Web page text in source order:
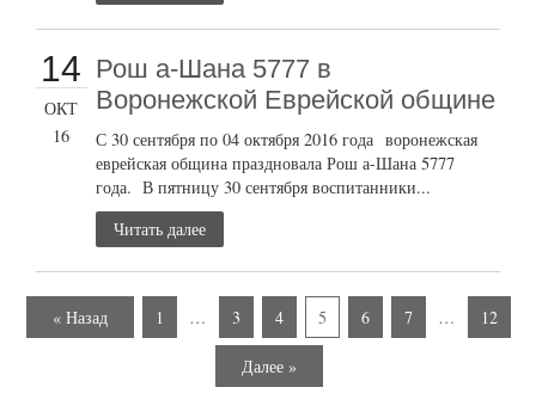
14
ОКТ
16
Рош а-Шана 5777 в
Воронежской Еврейской общине
С 30 сентября по 04 октября 2016 года воронежская
еврейская община праздновала Рош а-Шана 5777
года. В пятницу 30 сентября воспитанники...
Читать далее
« Назад 1 … 3 4 5 6 7 … 12
Далее »